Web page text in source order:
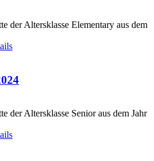
der Altersklasse Elementary aus dem
der Altersklasse Senior aus dem Jahr